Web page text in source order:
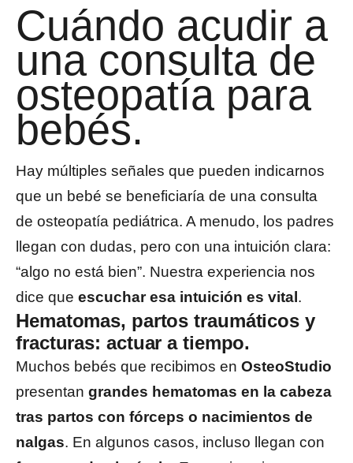
Cuándo acudir a
una consulta de
osteopatía para
bebés.
Hay múltiples señales que pueden indicarnos
que un bebé se beneficiaría de una consulta
de osteopatía pediátrica. A menudo, los padres
llegan con dudas, pero con una intuición clara:
“algo no está bien”. Nuestra experiencia nos
dice que escuchar esa intuición es vital.
Hematomas, partos traumáticos y
fracturas: actuar a tiempo.
Muchos bebés que recibimos en OsteoStudio
presentan grandes hematomas en la cabeza
tras partos con fórceps o nacimientos de
nalgas. En algunos casos, incluso llegan con